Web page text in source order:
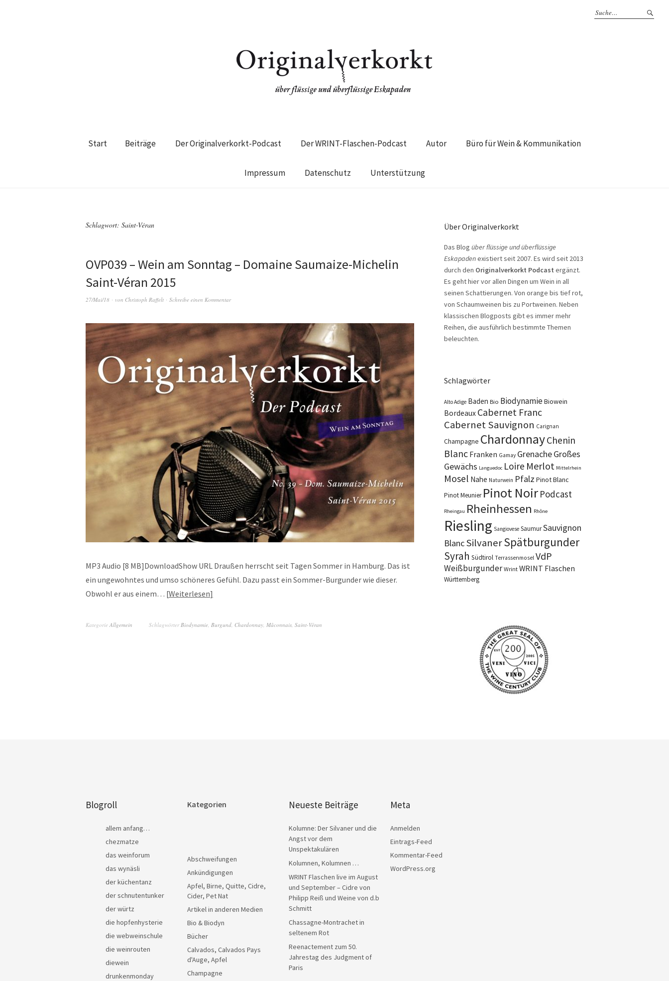
Start Beiträge Der Originalverkorkt-Podcast Der WRINT-Flaschen-Podcast Autor Büro für Wein & Kommunikation
Impressum Datenschutz Unterstützung
Schlagwort: Saint-Véran
OVP039 – Wein am Sonntag – Domaine Saumaize-Michelin
Saint-Véran 2015
27/Mai/18 von Christoph Raffelt Schreibe einen Kommentar
MP3 Audio [8 MB]DownloadShow URL Draußen herrscht seit Tagen Sommer in Hamburg. Das ist
ein ungewohntes und umso schöneres Gefühl. Dazu passt ein Sommer-Burgunder wie dieser.
Obwohl er aus einem… Weiterlesen
Kategorie Allgemein SchlagwörterBiodynamie, Burgund, Chardonnay, Mâconnais, Saint-Véran
Über Originalverkorkt
Das Blog über flüssige und überflüssige
Eskapadenexistiert seit 2007. Es wird seit 2013
durch den Originalverkorkt Podcast ergänzt.
Es geht hier vor allen Dingen um Wein in all
seinen Schattierungen. Von orange bis tief rot,
von Schaumweinen bis zu Portweinen. Neben
klassischen Blogposts gibt es immer mehr
Reihen, die ausführlich bestimmte Themen
beleuchten.
Schlagwörter
Alto Adige Baden Bio BiodynamieBiowein
Bordeaux Cabernet Franc
Cabernet Sauvignon Carignan
Champagne ChardonnayChenin
Blanc Franken Gamay GrenacheGroßes
Gewächs Languedoc Loire Merlot Mittelrhein
Mosel Nahe Naturwein Pfalz Pinot Blanc
Pinot Meunier Pinot Noir Podcast
Rheingau Rheinhessen Rhône
Riesling Sangiovese SaumurSauvignon
BlancSilvanerSpätburgunder
Syrah Südtirol Terrassenmosel VdP
Weißburgunder Wrint WRINT Flaschen
Württemberg
Blogroll
allem anfang…
chezmatze
das weinforum
das wynäsli
der küchentanz
der schnutentunker
der würtz
die hopfenhysterie
die webweinschule
die weinrouten
diewein
drunkenmonday
Kategorien
Abschweifungen
Ankündigungen
Apfel, Birne, Quitte, Cidre,
Cider, Pet Nat
Artikel in anderen Medien
Bio & Biodyn
Bücher
Calvados, Calvados Pays
d'Auge, Apfel
Champagne
Neueste Beiträge
Kolumne: Der Silvaner und die
Angst vor dem
Unspektakulären
Kolumnen, Kolumnen …
WRINT Flaschen live im August
und September – Cidre von
Philipp Reiß und Weine von d.b
Schmitt
Chassagne-Montrachet in
seltenem Rot
Reenactement zum 50.
Jahrestag des Judgment of
Paris
Meta
Anmelden
Eintrags-Feed
Kommentar-Feed
WordPress.org